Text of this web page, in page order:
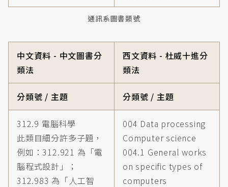
通訊系圖書類號
中文資料 - 中文圖書分
類法
西文資料 - 杜威十進分
類法
分類號 / 主題 分類號 / 主題
312.9 電腦科學
此類目細分許多子題，
例如：312.921 為「電
腦程式設計」；
312.983 為「人工智
004 Data processing
Computer science
004.1 General works
on specific types of
computers